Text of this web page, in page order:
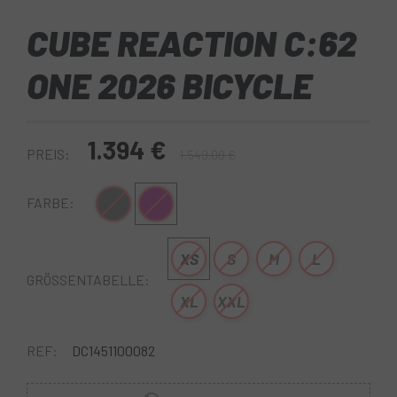
CUBE REACTION C:62
ONE 2026 BICYCLE
PREIS: 1.394 €
FARBE:Grau schwarzLila-Schwarz
GRÖSSENTABELLE:
XS S M L
XL XXL
REF: DC1451100082